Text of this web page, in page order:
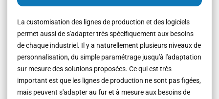
La customisation des lignes de production et des logiciels
permet aussi de s'adapter très spécifiquement aux besoins
de chaque industriel. Il y a naturellement plusieurs niveaux de
personnalisation, du simple paramétrage jusqu'à l'adaptation
sur mesure des solutions proposées. Ce qui est très
important est que les lignes de production ne sont pas figées,
mais peuvent s'adapter au fur et à mesure aux besoins de